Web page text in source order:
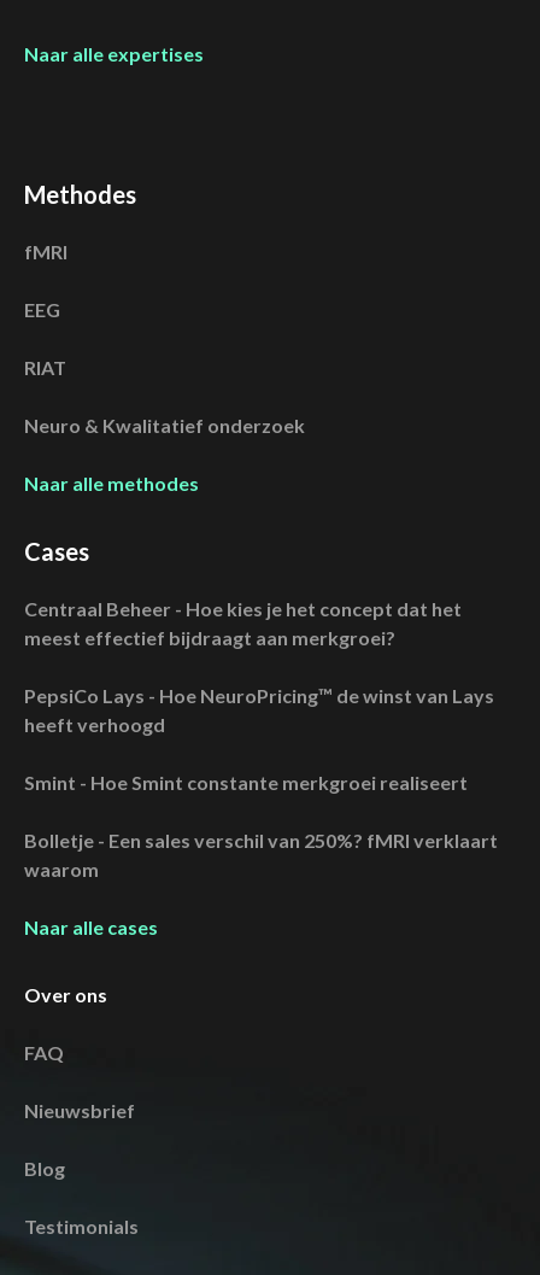
Naar alle expertises
Methodes
fMRI
EEG
RIAT
Neuro & Kwalitatief onderzoek
Naar alle methodes
Cases
Centraal Beheer - Hoe kies je het concept dat het
meest effectief bijdraagt aan merkgroei?
PepsiCo Lays - Hoe NeuroPricing™ de winst van Lays
heeft verhoogd
Smint - Hoe Smint constante merkgroei realiseert
Bolletje - Een sales verschil van 250%? fMRI verklaart
waarom
Naar alle cases
Over ons
FAQ
Nieuwsbrief
Blog
Testimonials